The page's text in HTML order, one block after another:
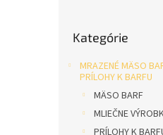
kategórie
Kategórie
MRAZENÉ MÄSO
PRÍLOHY K BARFU
MÄSO BARF
MLIEČNE
PRÍLOHY K